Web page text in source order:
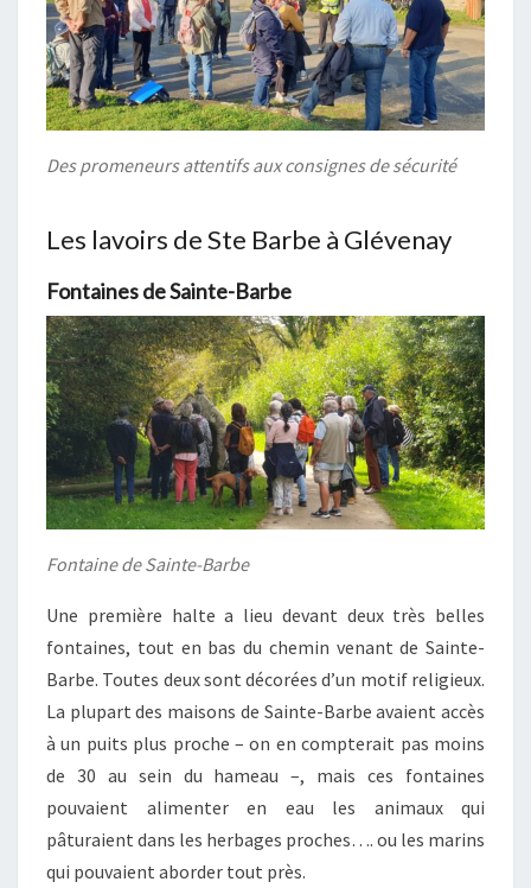
Des promeneurs attentifs aux consignes de sécurité
Les lavoirs de Ste Barbe à Glévenay
Fontaines de Sainte-Barbe
Fontaine de Sainte-Barbe
Une première halte a lieu devant deux très belles
fontaines, tout en bas du chemin venant de Sainte-
Barbe. Toutes deux sont décorées d’un motif religieux.
La plupart des maisons de Sainte-Barbe avaient accès
à un puits plus proche – on en compterait pas moins
de 30 au sein du hameau –, mais ces fontaines
pouvaient alimenter en eau les animaux qui
pâturaient dans les herbages proches…. ou les marins
qui pouvaient aborder tout près.